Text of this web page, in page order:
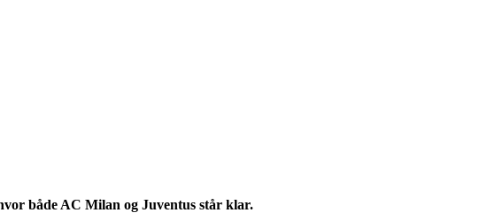
både AC Milan og Juventus står klar.